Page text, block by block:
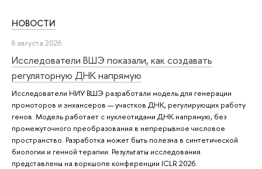
НОВОСТИ
6 августа 2026
Исследователи ВШЭ показали, как создавать
регуляторную ДНК напрямую
Исследователи НИУ ВШЭ разработали модель для генерации
промоторов и энхансеров — участков ДНК, регулирующих работу
генов. Модель работает с нуклеотидами ДНК напрямую, без
промежуточного преобразования в непрерывное числовое
пространство. Разработка может быть полезна в синтетической
биологии и генной терапии. Результаты исследования
представлены на воркшопе конференции ICLR 2026.